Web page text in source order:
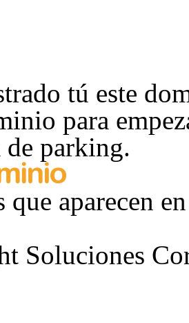
tú este
para
de parking.
que aparecen
Soluciones